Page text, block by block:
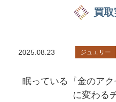
買
2025.08.23 ジュエリー
眠っている『金のア
に変わる